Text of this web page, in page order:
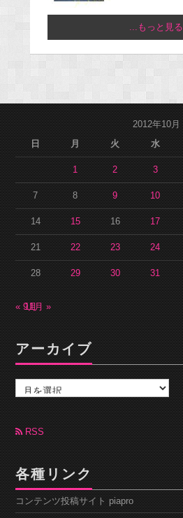
...もっと見る
2012年10月
日
月 火 水
1 2 3
7 8 9 10
14 15 16 17
21 22 23 24
28 29 30 31
« 9月
11月 »
アーカイブ
カ
ブ RSS
各種リンク
コンテンツ投稿サイト piapro